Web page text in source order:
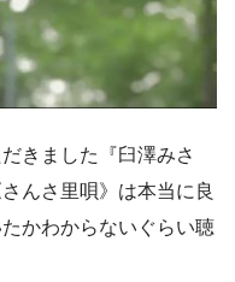
きました『臼澤みさ
んさ里唄》は本当に良
かわからないぐらい聴